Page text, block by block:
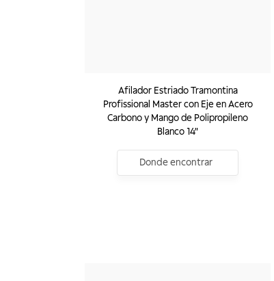
Afilador Estriado Tramontina
Profissional Master con Eje en Acero
Carbono y Mango de Polipropileno
Blanco 14"
Donde encontrar